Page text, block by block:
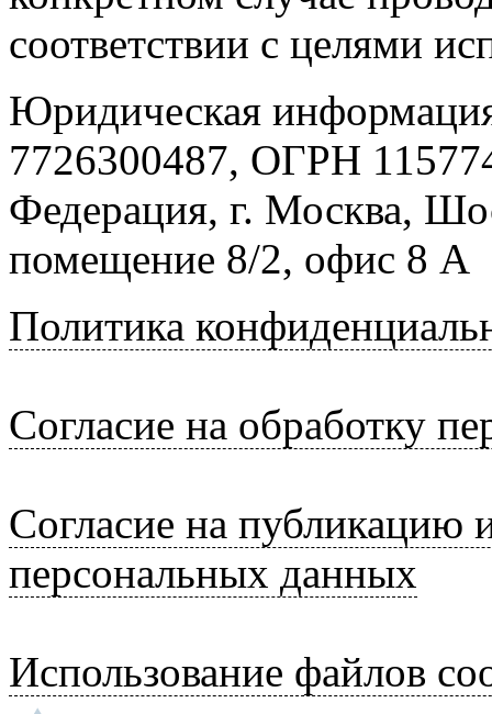
соответствии с целями
Юридическая
7726300487, ОГРН
Федерация, г. Москва,
помещение 8/2, офис 8 А
Политика
Согласие на обработку
Согласие на публикацию
персональных данных
Использование файлов